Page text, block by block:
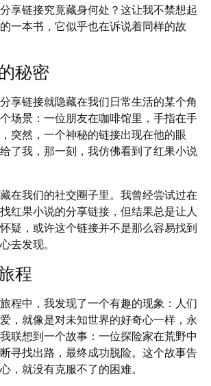
享链接究竟藏身何处？这让我不禁想起
一本书，它似乎也在诉说着同样的故
秘密
享链接就隐藏在我们日常生活的某个角
场景：一位朋友在咖啡馆里，手指在手
突然，一个神秘的链接出现在他的眼
了我，那一刻，我仿佛看到了红果小说
在我们的社交圈子里。我曾经尝试过在
红果小说的分享链接，但结果总是让人
疑，或许这个链接并不是那么容易找到
去发现。
程
程中，我发现了一个有趣的现象：人们
，就像是对未知世界的好奇心一样，永
联想到一个故事：一位探险家在荒野中
寻找出路，最终成功脱险。这个故事告
，就没有克服不了的困难。